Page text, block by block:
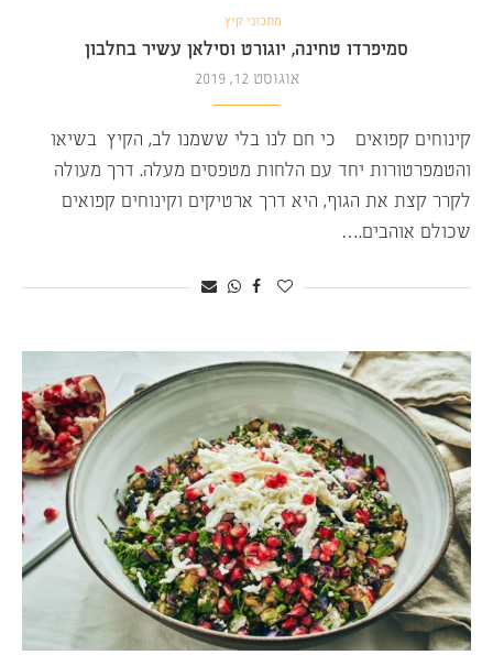
מתכוני קיץ
סמיפרדו טחינה, יוגורט וסילאן עשיר בחלבון
אוגוסט 12, 2019
קינוחים קפואים – כי חם לנו בלי ששמנו לב, הקיץ בשיאו
והטמפרטורות יחד עם הלחות מטפסים מעלה. דרך מעולה
לקרר קצת את הגוף, היא דרך ארטיקים וקינוחים קפואים
שכולם אוהבים.…